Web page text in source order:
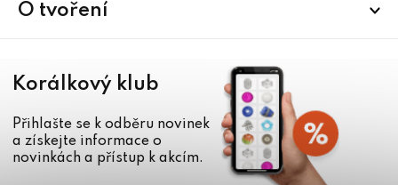
O tvoření
Korálkový klub
Přihlašte se k odběru novinek
a získejte informace o
novinkách a přístup k akcím.